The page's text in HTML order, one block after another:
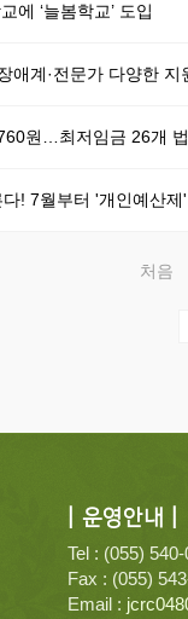
에 ‘늘봄학교’ 도입
애계·전문가 다양한 지
원…최저임금 26개
! 7월부터 '개인예산제
처음
| 운영안내 |
Tel : (055)
Fax : (055)
Email :